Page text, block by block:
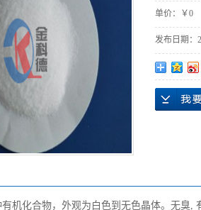
单价： ￥0
发布日期：
机化合物，外观为白色到无色晶体。无臭